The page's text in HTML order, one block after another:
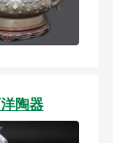
陶器